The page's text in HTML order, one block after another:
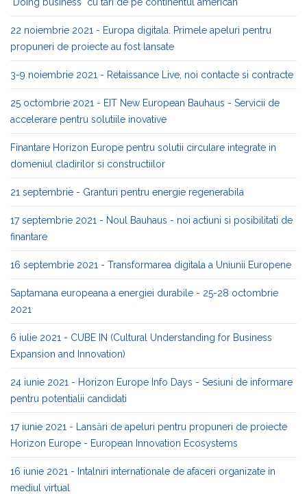
22 noiembrie 2021 - Europa digitala. Primele apeluri pentru
propuneri de proiecte au fost lansate
3-9 noiembrie 2021 - Retaissance Live, noi contacte si contracte
25 octombrie 2021 - EIT New European Bauhaus - Servicii de
accelerare pentru solutiile inovative
Finantare Horizon Europe pentru solutii circulare integrate in
domeniul cladirilor si constructiilor
21 septembrie - Granturi pentru energie regenerabila
17 septembrie 2021 - Noul Bauhaus - noi actiuni si posibilitati de
finantare
16 septembrie 2021 - Transformarea digitala a Uniunii Europene
Saptamana europeana a energiei durabile - 25-28 octombrie
2021
6 iulie 2021 - CUBE IN (Cultural Understanding for Business
Expansion and Innovation)
24 iunie 2021 - Horizon Europe Info Days - Sesiuni de informare
pentru potentialii candidati
17 iunie 2021 - Lansări de apeluri pentru propuneri de proiecte
Horizon Europe - European Innovation Ecosystems
16 iunie 2021 - Intalniri internationale de afaceri organizate in
mediul virtual